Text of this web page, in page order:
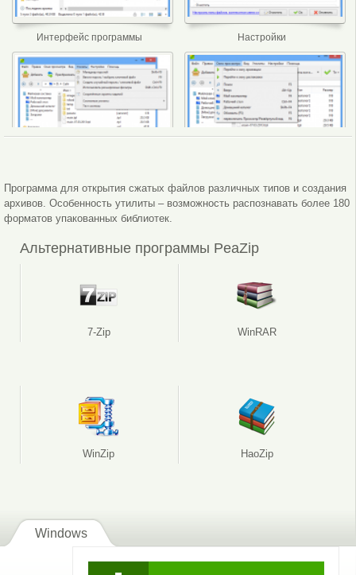
Интерфейс программы Настройки
Программа для открытия сжатых файлов различных типов и создания
архивов. Особенность утилиты – возможность распознавать более 180
форматов упакованных библиотек.
Альтернативные программы PeaZip
7-Zip WinRAR
WinZip HaoZip
Windows